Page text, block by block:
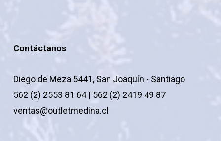
Contáctanos
Diego de Meza 5441, San Joaquín - Santiago
562 (2) 2553 81 64 | 562 (2) 2419 49 87
ventas@outletmedina.cl